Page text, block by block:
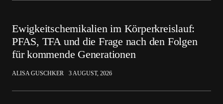
Ewigkeitschemikalien im Körperkreislauf:
PFAS, TFA und die Frage nach den Folgen
für kommende Generationen
ALISA GUSCHKER 3 AUGUST, 2026